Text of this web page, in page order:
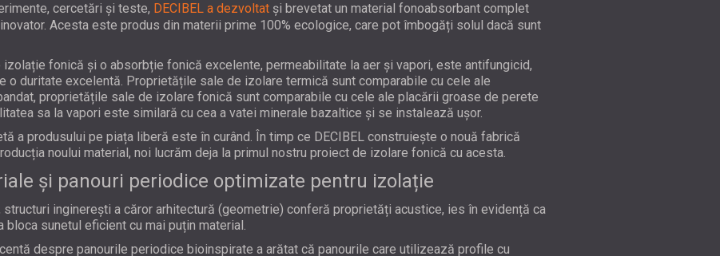
cercetări și teste, DECIBEL a dezvoltat și brevetat un material fonoabsorbant complet
Acesta este produs din materii prime 100% ecologice, care pot îmbogăți solul dacă sunt
izolație fonică și o absorbție fonică excelente, permeabilitate la aer și vapori, este antifungicid,
o duritate excelentă. Proprietățile sale de izolare termică sunt comparabile cu cele ale
proprietățile sale de izolare fonică sunt comparabile cu cele ale placării groase de perete
sa la vapori este similară cu cea a vatei minerale bazaltice și se instalează ușor.
a produsului pe piața liberă este în curând. În timp ce DECIBEL construiește o nouă fabrică
noului material, noi lucrăm deja la primul nostru proiect de izolare fonică cu acesta.
și panouri periodice optimizate pentru izolație
structuri inginerești a căror arhitectură (geometrie) conferă proprietăți acustice, ies în evidență ca
bloca sunetul eficient cu mai puțin material.
despre panourile periodice bioinspirate a arătat că panourile care utilizează profile cu